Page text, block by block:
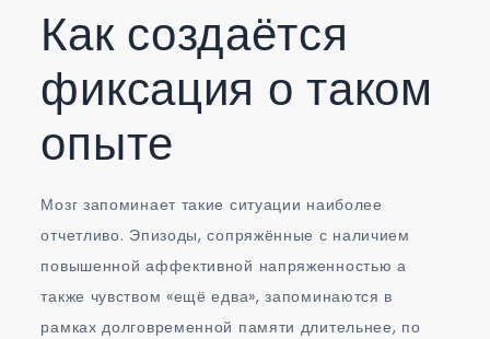
Как создаётся
фиксация о таком
опыте
Мозг запоминает такие ситуации наиболее
отчетливо. Эпизоды, сопряжённые с наличием
повышенной аффективной напряженностью а
также чувством «ещё едва», запоминаются в
рамках долговременной памяти длительнее, по